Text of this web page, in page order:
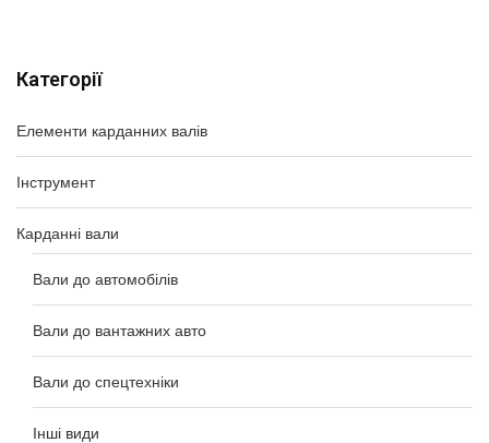
Категорії
Елементи карданних валів
Інструмент
Карданні вали
Вали до автомобілів
Вали до вантажних авто
Вали до спецтехніки
Інші види